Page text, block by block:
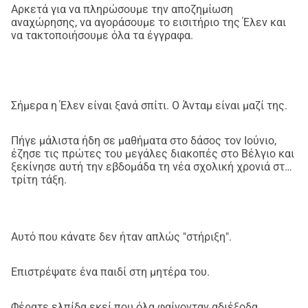
Κάθε βήμα έφερε μια σπίθα ελπίδας, αλλά και νέους
χρόνους αναμονής, νέα έξοδα, νέες αβεβαιότητες. Και εν
τω μεταξύ, ο γιος μου περιμένει. Χωρίς σχολείο, χωρίς
υπό συνοδεία. Αλλά αυτή η επιλογή έχει απορριφθεί. Γι'
παραλάβω.
Γι' αυτό χρειάζομαι επειγόντως
Αιθιοπία
αυτό του Άνταμ
Αρκετά για να πληρώσουμε την αποζημίωση
αναχώρησης, να αγοράσουμε το εισιτήριο της Έλεν και
να τακτοποιήσουμε όλα τα έγγραφα.
Σήμερα η Έλεν είναι ξανά σπίτι. Ο Άνταμ είναι μαζί της.
Πήγε μάλιστα ήδη σε μαθήματα στο δάσος τον Ιούνιο,
έζησε τις πρώτες του μεγάλες διακοπές στο Βέλγιο και
ξεκίνησε αυτή την εβδομάδα τη νέα σχολική χρονιά στην
τρίτη τάξη.
Αυτό που κάνατε δεν ήταν απλώς "στήριξη".
Επιστρέψατε ένα παιδί στη μητέρα του.